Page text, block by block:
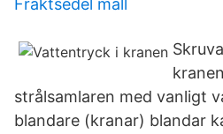
Fraktsedel mall
strålsamlaren med vanligt
blandare (kranar) blandar